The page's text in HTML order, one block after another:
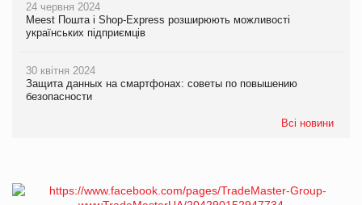
24 червня 2024
Meest Пошта і Shop-Express розширюють можливості
українських підприємців
30 квітня 2024
Защита данных на смартфонах: советы по повышению
безопасности
Всі новини